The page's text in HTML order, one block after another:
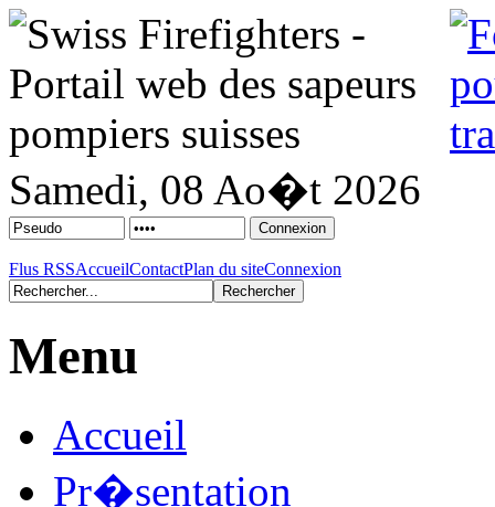
Samedi, 08 Ao�t 2026
Flus RSSAccueilContactPlan du siteConnexion
Menu
Accueil
Pr�sentation